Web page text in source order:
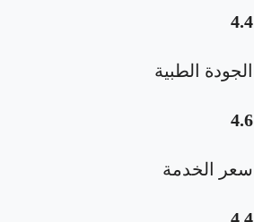
4.4
الجودة الطبية
4.6
سعر الخدمة